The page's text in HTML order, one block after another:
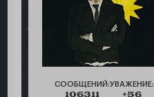
СООБЩЕНИЙ:
106311
УВАЖЕНИЕ:
+56